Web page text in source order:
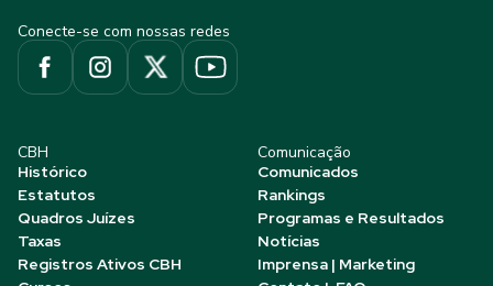
Conecte-se com nossas redes
CBH
Histórico
Estatutos
Quadros Juízes
Taxas
Registros Ativos CBH
Comunicação
Comunicados
Rankings
Programas e Resultados
Notícias
Imprensa | Marketing